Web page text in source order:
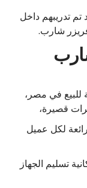
تدريبهم داخل
شارب.
في مصر،
قصيرة،
لكل عميل
تسليم الجهاز